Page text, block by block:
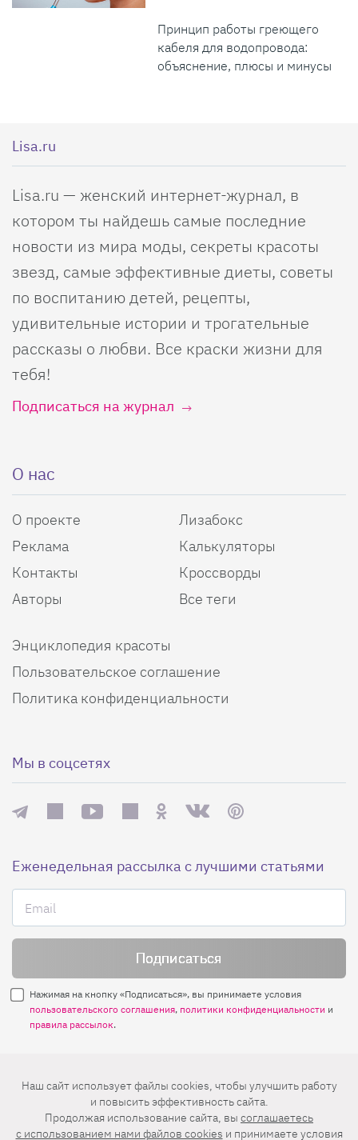
Принцип работы греющего
кабеля для водопровода:
объяснение, плюсы и минусы
Lisa.ru
Lisa.ru — женский интернет-журнал, в
котором ты найдешь самые последние
новости из мира моды, секреты красоты
звезд, самые эффективные диеты, советы
по воспитанию детей, рецепты,
удивительные истории и трогательные
рассказы о любви. Все краски жизни для
тебя!
Подписаться на журнал
О нас
О проекте
Реклама
Контакты
Авторы
Лизабокс
Калькуляторы
Кроссворды
Все теги
Энциклопедия красоты
Пользовательское соглашение
Политика конфиденциальности
Мы в соцсетях
Еженедельная рассылка с лучшими статьями
Нажимая на кнопку «Подписаться», вы принимаете условия
пользовательского соглашения, политики конфиденциальности и
правила рассылок.
Нашли ошибку? Выделите ее и нажмите
Ctrl+Enter
© 2026 АО «БКМ», ОГРН 1027739494584, ИНН 7705056238
127018, Москва, ул. Полковая, д. 3, стр. 4, помещение I, комн. 23
Наш сайт использует файлы cookies, чтобы улучшить работу
и повысить эффективность сайта.
Продолжая использование сайта, вы соглашаетесь
c использованием нами файлов cookies и принимаете условия